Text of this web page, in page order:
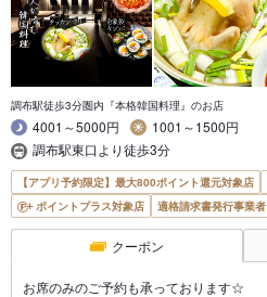
調布駅徒歩3分圏内『本格韓国料理』のお店
4001～5000円
1001～1500円
調布駅東口より徒歩3分
【アプリ予約限定】最大800ポイント還元対象店
ポイントプラス対象店
適格請求書発行事業者
クーポン
お席のみのご予約も承っております☆